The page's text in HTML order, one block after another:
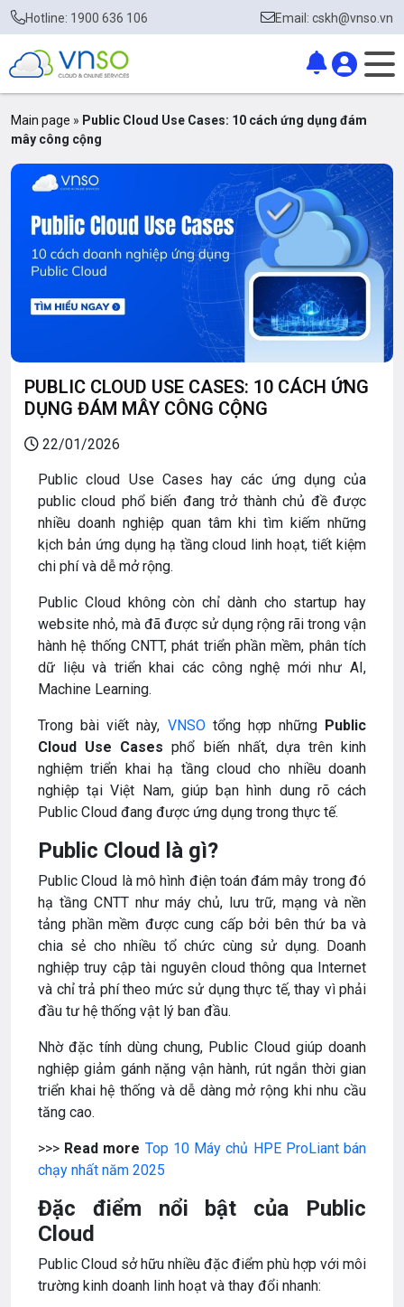
Hotline: 1900 636 106 Email: cskh@vnso.vn
Main page » Public Cloud Use Cases: 10 cách ứng dụng đám
mây công cộng
PUBLIC CLOUD USE CASES: 10 CÁCH ỨNG
DỤNG ĐÁM MÂY CÔNG CỘNG
22/01/2026
Public cloud Use Cases hay các ứng dụng của
public cloud phổ biến đang trở thành chủ đề được
nhiều doanh nghiệp quan tâm khi tìm kiếm những
kịch bản ứng dụng hạ tầng cloud linh hoạt, tiết kiệm
chi phí và dễ mở rộng.
Public Cloud không còn chỉ dành cho startup hay
website nhỏ, mà đã được sử dụng rộng rãi trong vận
hành hệ thống CNTT, phát triển phần mềm, phân tích
dữ liệu và triển khai các công nghệ mới như AI,
Machine Learning.
Trong bài viết này, VNSOtổng hợp những Public
Cloud Use Cases phổ biến nhất, dựa trên kinh
nghiệm triển khai hạ tầng cloud cho nhiều doanh
nghiệp tại Việt Nam, giúp bạn hình dung rõ cách
Public Cloud đang được ứng dụng trong thực tế.
Public Cloud là gì?
Public Cloud là mô hình điện toán đám mây trong đó
hạ tầng CNTT như máy chủ, lưu trữ, mạng và nền
tảng phần mềm được cung cấp bởi bên thứ ba và
chia sẻ cho nhiều tổ chức cùng sử dụng. Doanh
nghiệp truy cập tài nguyên cloud thông qua Internet
và chỉ trả phí theo mức sử dụng thực tế, thay vì phải
đầu tư hệ thống vật lý ban đầu.
Nhờ đặc tính dùng chung, Public Cloud giúp doanh
nghiệp giảm gánh nặng vận hành, rút ngắn thời gian
triển khai hệ thống và dễ dàng mở rộng khi nhu cầu
tăng cao.
>>> Read more Top 10 Máy chủ HPE ProLiant bán
chạy nhất năm 2025
Đặc điểm nổi bật của Public
Cloud
Public Cloud sở hữu nhiều đặc điểm phù hợp với môi
trường kinh doanh linh hoạt và thay đổi nhanh: